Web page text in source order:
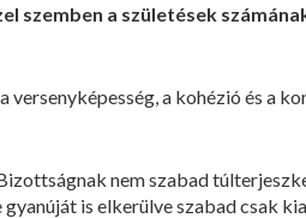
szemben a születések
a kohézió és a
nem szabad
is elkerülve szabad csak